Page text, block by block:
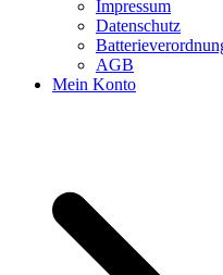
Impressum
Datenschutz
AGB
Mein Konto